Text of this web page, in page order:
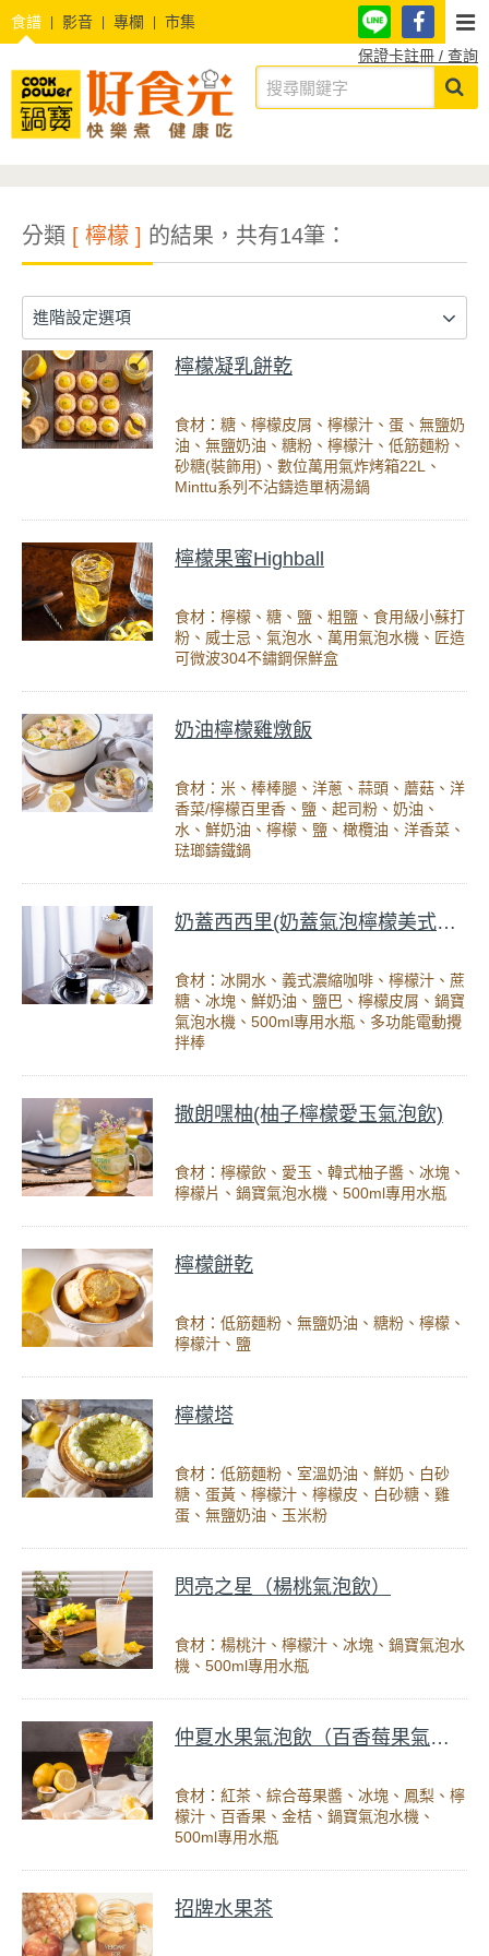
食譜 影音 專欄
市集
保證卡註冊 / 查詢
分類 [ 檸檬 ] 的結果，共有14筆：
進階設定選項
檸檬凝乳餅乾
食材：糖、檸檬皮屑、檸檬汁、蛋、無鹽奶
油、無鹽奶油、糖粉、檸檬汁、低筋麵粉、
砂糖(裝飾用)、數位萬用氣炸烤箱22L、
Minttu系列不沾鑄造單柄湯鍋
檸檬果蜜Highball
食材：檸檬、糖、鹽、粗鹽、食用級小蘇打
粉、威士忌、氣泡水、萬用氣泡水機、匠造
可微波304不鏽鋼保鮮盒
奶油檸檬雞燉飯
食材：米、棒棒腿、洋蔥、蒜頭、蘑菇、洋
香菜/檸檬百里香、鹽、起司粉、奶油、
水、鮮奶油、檸檬、鹽、橄欖油、洋香菜、
琺瑯鑄鐵鍋
奶蓋西西里(奶蓋氣泡檸檬美式咖啡)
食材：冰開水、義式濃縮咖啡、檸檬汁、蔗
糖、冰塊、鮮奶油、鹽巴、檸檬皮屑、鍋寶
氣泡水機、500ml專用水瓶、多功能電動攪
拌棒
撒朗嘿柚(柚子檸檬愛玉氣泡飲)
食材：檸檬飲、愛玉、韓式柚子醬、冰塊、
檸檬片、鍋寶氣泡水機、500ml專用水瓶
檸檬餅乾
食材：低筋麵粉、無鹽奶油、糖粉、檸檬、
檸檬汁、鹽
檸檬塔
食材：低筋麵粉、室溫奶油、鮮奶、白砂
糖、蛋黃、檸檬汁、檸檬皮、白砂糖、雞
蛋、無鹽奶油、玉米粉
閃亮之星（楊桃氣泡飲）
食材：楊桃汁、檸檬汁、冰塊、鍋寶氣泡水
機、500ml專用水瓶
仲夏水果氣泡飲（百香莓果氣泡飲）
食材：紅茶、綜合苺果醬、冰塊、鳳梨、檸
檬汁、百香果、金桔、鍋寶氣泡水機、
500ml專用水瓶
招牌水果茶